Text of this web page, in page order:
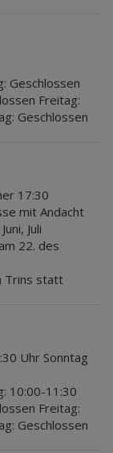
Geschlossen
Freitag:
Geschlossen
17:30
mit Andacht
Juli
22. des
Trins statt
Uhr Sonntag
10:00-11:30
Freitag:
Geschlossen